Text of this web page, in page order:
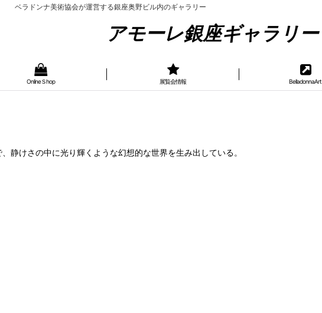
ベラドンナ美術協会が運営する銀座奥野ビル内のギャラリー
銀座ギャラリー
OnlineＳhop 展覧会情報 BelladonnaArt
静けさの中に光り輝くような幻想的な世界を生み出している。